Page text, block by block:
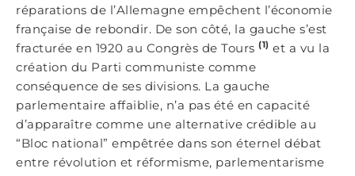
réparations de l’Allemagne empêchent l’économie
française de rebondir. De son côté, la gauche s’est
fracturée en 1920 au Congrès de Tours (1) et a vu la
création du Parti communiste comme
conséquence de ses divisions. La gauche
parlementaire affaiblie, n’a pas été en capacité
d’apparaître comme une alternative crédible au
“Bloc national” empêtrée dans son éternel débat
entre révolution et réformisme, parlementarisme